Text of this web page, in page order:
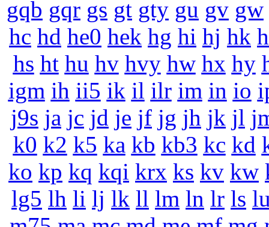
gqb gqr gs gt gty gu gv gw
hc hd he0 hek hg hi hj hk
hs ht hu hv hvy hw hx hy
igm ih ii5 ik il ilr im in io
j9s ja jc jd je jf jg jh jk jl
k0 k2 k5 ka kb kb3 kc kd
ko kp kq kqi krx ks kv kw
lg5 lh li lj lk ll lm ln lr ls